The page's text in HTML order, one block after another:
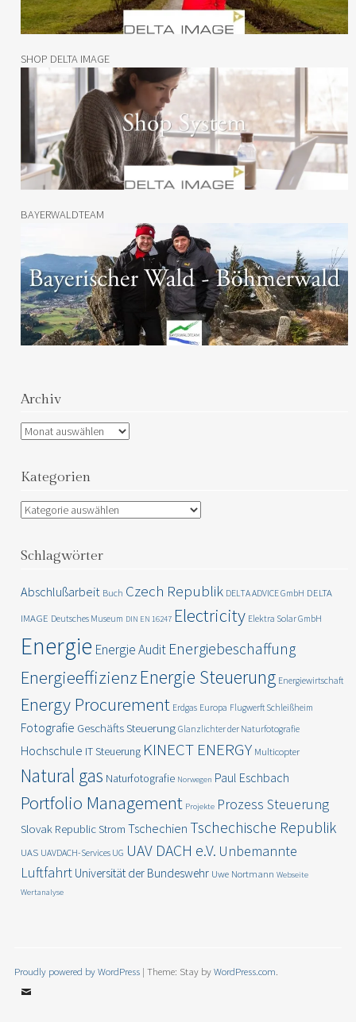
SHOP DELTA IMAGE
BAYERWALDTEAM
Archiv
Archiv
Kategorien
Kategorien
Schlagwörter
Abschlußarbeit Buch Czech Republik DELTA ADVICE GmbH DELTA
IMAGE Deutsches Museum DIN EN 16247 Electricity Elektra Solar GmbH
Energie Energie Audit Energiebeschaffung
EnergieeffizienzEnergie Steuerung Energiewirtschaft
Energy Procurement Erdgas Europa Flugwerft Schleißheim
Fotografie Geschäfts Steuerung Glanzlichter der Naturfotografie
Hochschule IT Steuerung KINECT ENERGY Multicopter
Natural gas Naturfotografie Norwegen Paul Eschbach
Portfolio Management Projekte Prozess Steuerung
Slovak RepublicStrom Tschechien Tschechische Republik
UAS UAVDACH-Services UG UAV DACH e.V. Unbemannte
Luftfahrt Universität der Bundeswehr Uwe Nortmann Webseite
Wertanalyse
Proudly powered by WordPress | Theme: Stay byWordPress.com